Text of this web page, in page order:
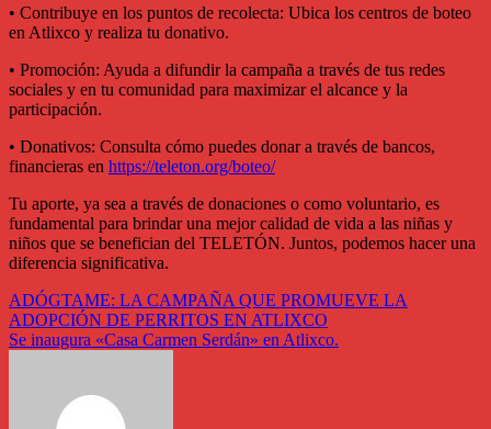
• Contribuye en los puntos de recolecta: Ubica los centros de boteo
en Atlixco y realiza tu donativo.
• Promoción: Ayuda a difundir la campaña a través de tus redes
sociales y en tu comunidad para maximizar el alcance y la
participación.
• Donativos: Consulta cómo puedes donar a través de bancos,
financieras en https://teleton.org/boteo/
Tu aporte, ya sea a través de donaciones o como voluntario, es
fundamental para brindar una mejor calidad de vida a las niñas y
niños que se benefician del TELETÓN. Juntos, podemos hacer una
diferencia significativa.
Navegación
de
ADÓGTAME: LA CAMPAÑA QUE PROMUEVE LA
ADOPCIÓN DE PERRITOS EN ATLIXCO
Se inaugura «Casa Carmen Serdán» en Atlixco.